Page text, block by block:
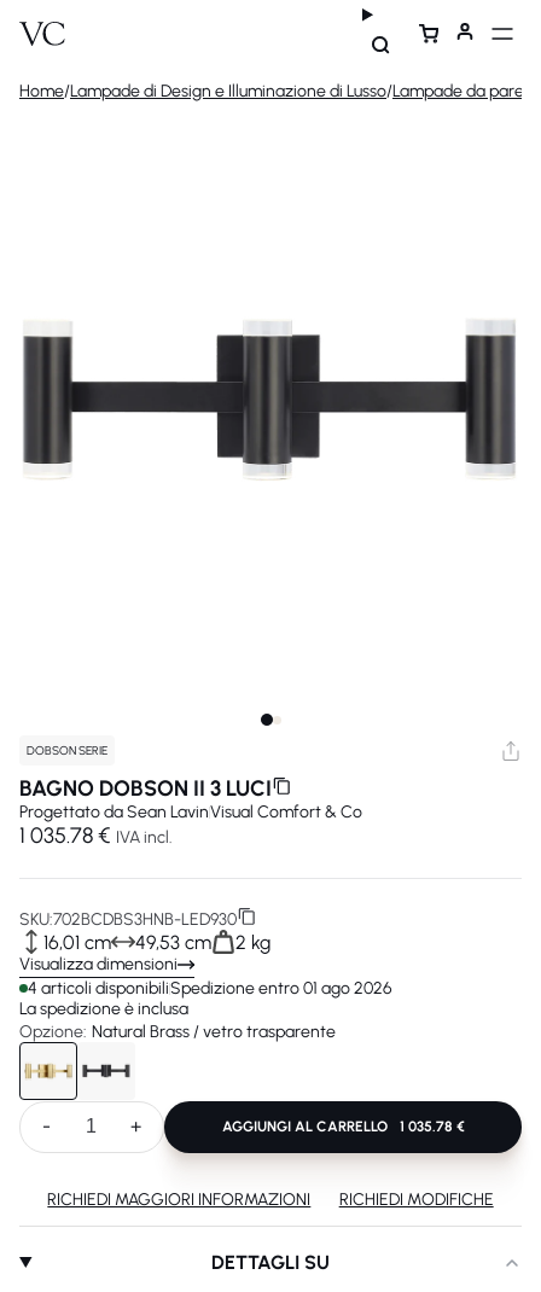
Home/Lampade di Design e Illuminazione di Lusso/Lampade da
DETTAGLI SU
DOBSON SERIE
BAGNO DOBSON II 3 LUCI
Progettato daSean LavinVisual Comfort & Co
1 035.78 € IVA incl.
SKU:702BCDBS3HNB-LED930
16,01 cm 49,53 cm 2 kg
Visualizza dimensioni
4 articoli disponibiliSpedizione entro 01 ago 2026
La spedizione è inclusa
Opzione: Natural Brass / vetro trasparente
- + AGGIUNGI AL CARRELLO 1 035.78 €
RICHIEDI MAGGIORI INFORMAZIONI RICHIEDI MODIFICHE